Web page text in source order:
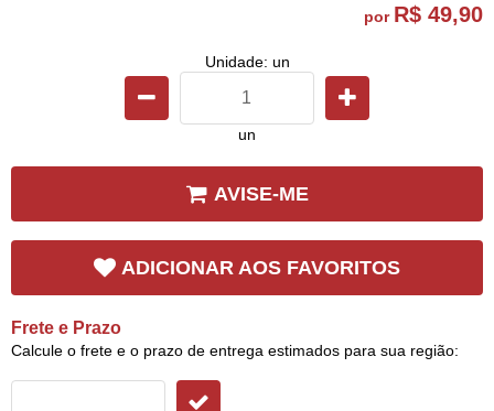
por R$ 49,90
Unidade: un
un
AVISE-ME
ADICIONAR AOS FAVORITOS
Frete e Prazo
Calcule o frete e o prazo de entrega estimados para sua região: